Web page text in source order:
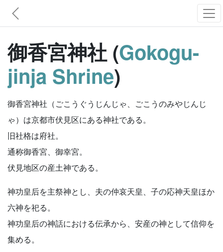
御香宮神社 (Gokogu-
jinja Shrine)
御香宮神社（ごこうぐうじんじゃ、ごこうのみやじんじ
ゃ）は京都市伏見区にある神社である。
旧社格は府社。
通称御香宮、御幸宮。
伏見地区の産土神である。
神功皇后を主祭神とし、夫の仲哀天皇、子の応神天皇ほか
六神を祀る。
神功皇后の神話における伝承から、安産の神として信仰を
集める。